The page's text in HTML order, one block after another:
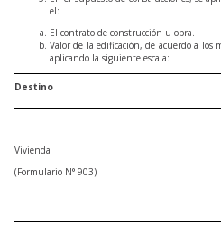
el:
El contrato de construcción u obra.
Valor de la edificación, de acuerdo a los
aplicando la siguiente escala:
Destino
Vivienda
(Formulario N° 903)